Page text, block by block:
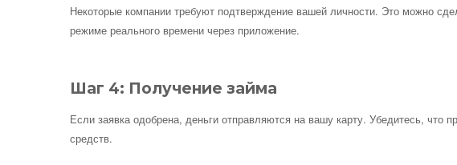
Некоторые компании требуют подтверждение вашей личности. Это можно
режиме реального времени через приложение.
Шаг 4: Получение займа
Если заявка одобрена, деньги отправляются на вашу карту. Убедитесь, что
средств.